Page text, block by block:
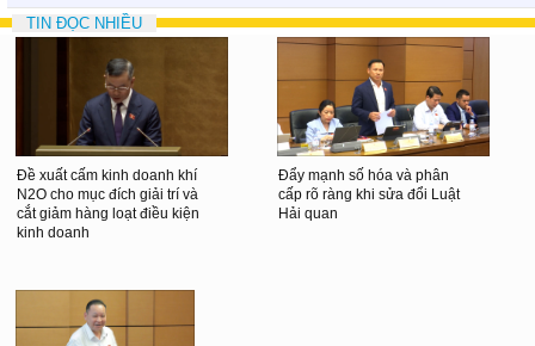
TIN ĐỌC NHIỀU
Đề xuất cấm kinh doanh khí
N2O cho mục đích giải trí và
cắt giảm hàng loạt điều kiện
kinh doanh
Đẩy mạnh số hóa và phân
cấp rõ ràng khi sửa đổi Luật
Hải quan